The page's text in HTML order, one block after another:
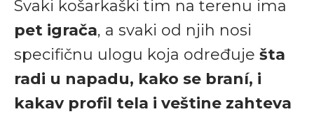
Svaki košarkaški tim na terenu ima
pet igrača, a svaki od njih nosi
specifičnu ulogu koja određuje šta
radi u napadu, kako se braní, i
kakav profil tela i veštine zahteva